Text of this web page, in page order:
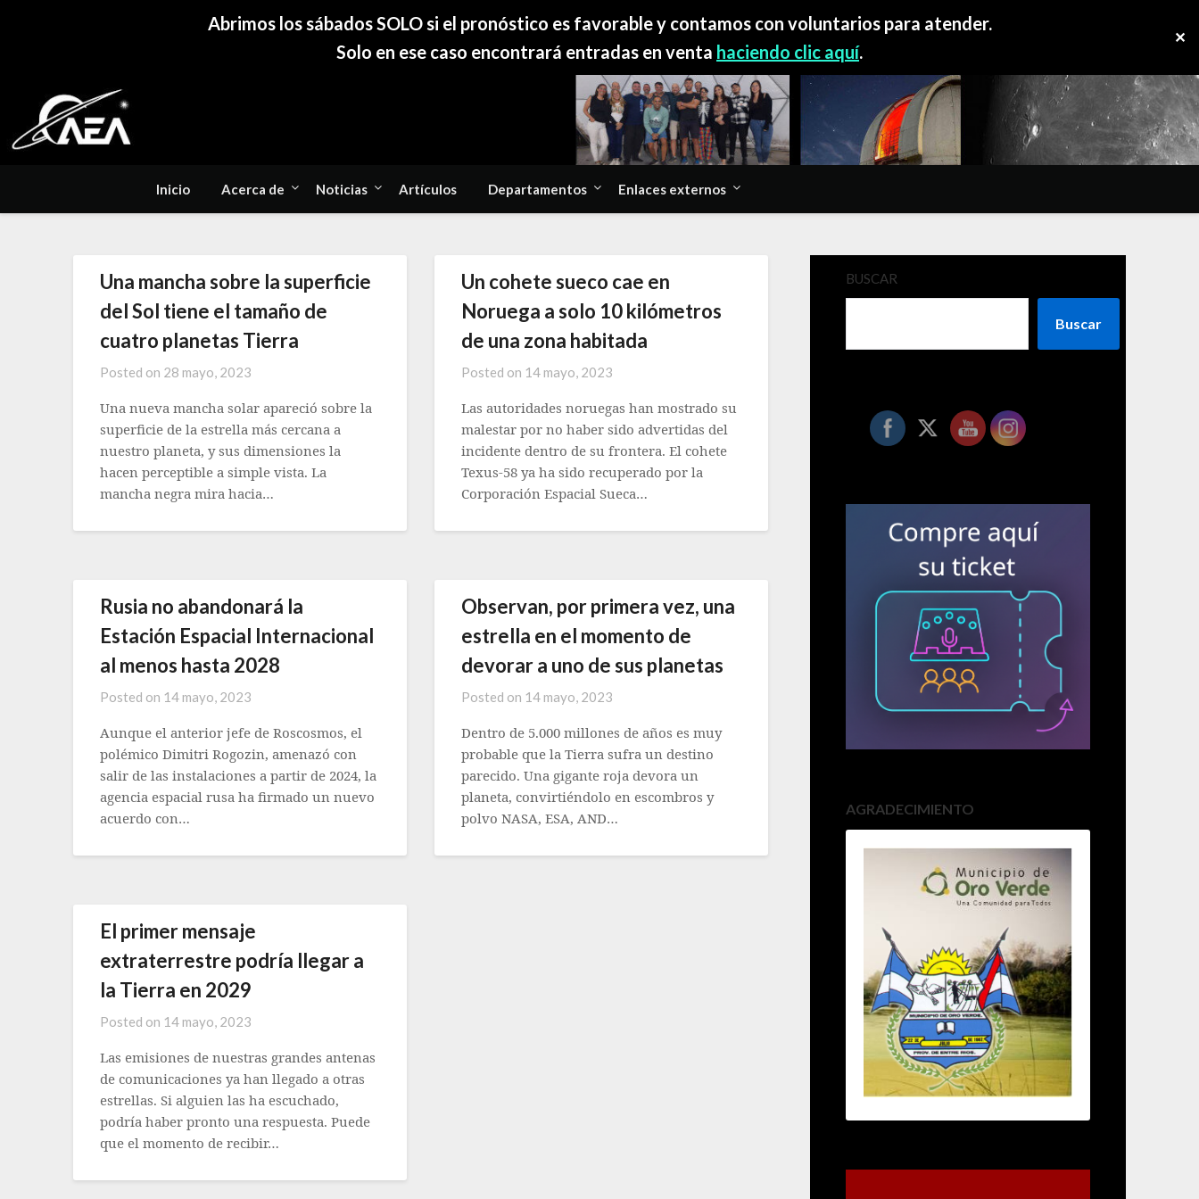
Abrimos los sábados SOLO si el pronóstico es favorable y contamos con voluntarios para atender.
Solo en ese caso encontrará entradas en venta haciendo clic aquí.
✕
content
Observatorio de Oro Verde
Inicio Acerca de Noticias Artículos Departamentos Enlaces externos
Una mancha sobre la superficie
del Sol tiene el tamaño de
cuatro planetas Tierra
Posted on 28 mayo, 2023
Una nueva mancha solar apareció sobre la
superficie de la estrella más cercana a
nuestro planeta, y sus dimensiones la
hacen perceptible a simple vista. La
mancha negra mira hacia…
Un cohete sueco cae en
Noruega a solo 10 kilómetros
de una zona habitada
Posted on 14 mayo, 2023
Las autoridades noruegas han mostrado su
malestar por no haber sido advertidas del
incidente dentro de su frontera. El cohete
Texus-58 ya ha sido recuperado por la
Corporación Espacial Sueca…
Rusia no abandonará la
Estación Espacial Internacional
al menos hasta 2028
Posted on 14 mayo, 2023
Aunque el anterior jefe de Roscosmos, el
polémico Dimitri Rogozin, amenazó con
salir de las instalaciones a partir de 2024, la
agencia espacial rusa ha firmado un nuevo
acuerdo con…
Observan, por primera vez, una
estrella en el momento de
devorar a uno de sus planetas
Posted on 14 mayo, 2023
Dentro de 5.000 millones de años es muy
probable que la Tierra sufra un destino
parecido. Una gigante roja devora un
planeta, convirtiéndolo en escombros y
polvo NASA, ESA, AND…
El primer mensaje
extraterrestre podría llegar a
la Tierra en 2029
Posted on 14 mayo, 2023
Las emisiones de nuestras grandes antenas
de comunicaciones ya han llegado a otras
estrellas. Si alguien las ha escuchado,
podría haber pronto una respuesta. Puede
que el momento de recibir…
BUSCAR
Buscar
AGRADECIMIENTO